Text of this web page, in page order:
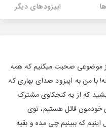
اپیزودهای دیگر
از موضوعی صحبت میکنیم که همه
من به اپیزود صدای بهاری که
که از یه کنجکاوی مشترک
خودمون قائل هستیم، توی
که ببینیم چی مده و بقیه